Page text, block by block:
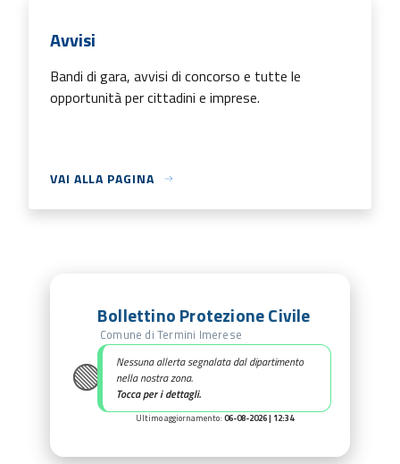
Avvisi
Bandi di gara, avvisi di concorso e tutte le
opportunità per cittadini e imprese.
VAI ALLA PAGINA
🟢
Bollettino Protezione Civile
Comune di Termini Imerese
Nessuna allerta segnalata dal dipartimento
nella nostra zona.
Tocca per i dettagli.
Ultimo aggiornamento: 06-08-2026 | 12:34